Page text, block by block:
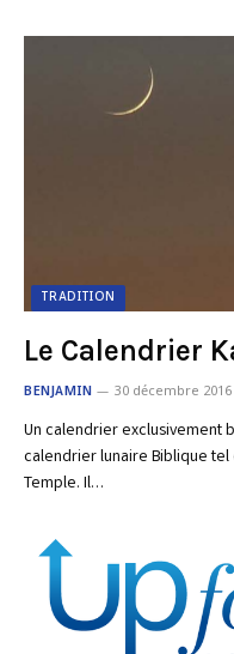
TRADITION
Le Calendrier
BENJAMIN 30 décembre 2016
Un calendrier exclusivement
calendrier lunaire Biblique
Temple. Il…